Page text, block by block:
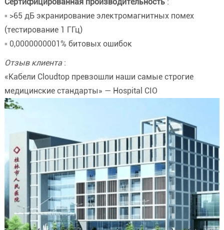
Сертифицированная производительность:
▫️ >65 дБ экранирование электромагнитных помех
(тестирование 1 ГГц)
▫️ 0,0000000001% битовых ошибок
Отзыв клиента:
«Кабели Cloudtop превзошли наши самые строгие
медицинские стандарты» — Hospital CIO